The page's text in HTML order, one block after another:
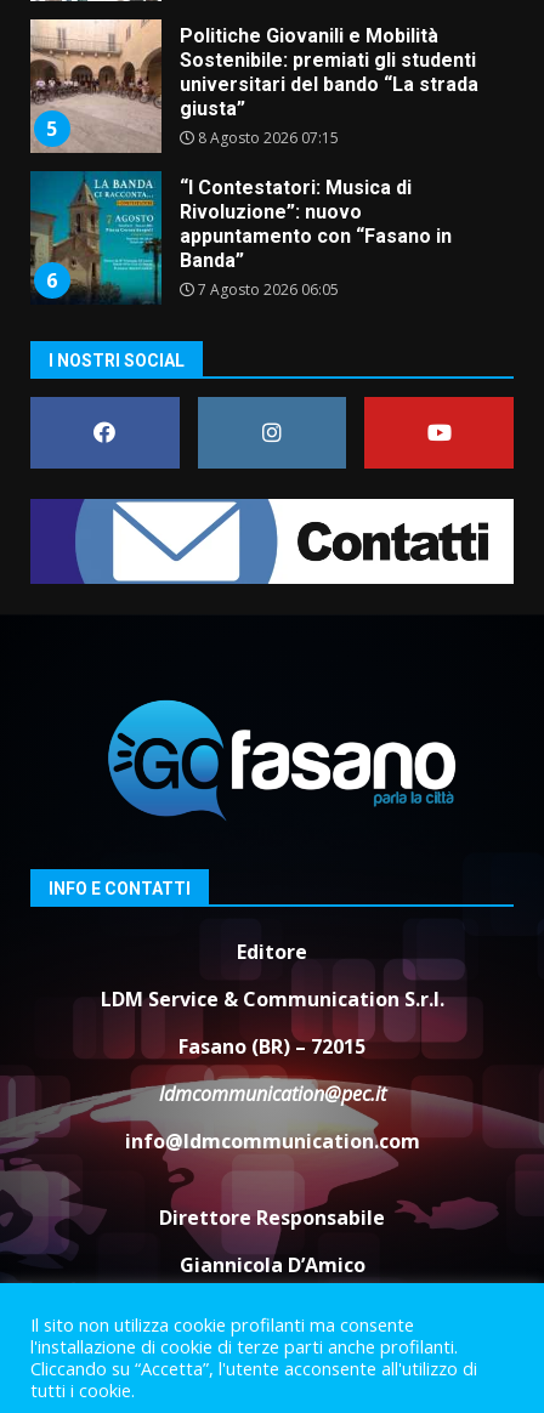
5
Politiche Giovanili e Mobilità
Sostenibile: premiati gli studenti
universitari del bando “La strada
giusta”
8 Agosto 2026 07:15
6
“I Contestatori: Musica di
Rivoluzione”: nuovo
appuntamento con “Fasano in
Banda”
7 Agosto 2026 06:05
amarezza per esclusione dal
campionato di calcio”
7 Agosto 2026 06:00
1
Grande successo per la “Sagra
del Pesce Spada” a Savelletri
9 Agosto 2026 07:32
ottenere l’iscrizione
8 Agosto 2026 19:55
3
La Banda Città di Fasano apre
Savelletri in festa, domani sera
grande spettacolo con Uccio De
Santis
8 Agosto 2026 07:30
Politiche Giovanili e Mobilità
Sostenibile: premiati gli studenti
universitari del bando “La strada
giusta”
8 Agosto 2026 07:15
I NOSTRI SOCIAL
INFO E CONTATTI
Editore
LDM Service & Communication S.r.l.
Fasano (BR) – 72015
ldmcommunication@pec.it
info@ldmcommunication.com
Direttore Responsabile
Giannicola D’Amico
Termini e Condizioni
Privacy Policy
Informazioni Legali
Il sito non utilizza cookie profilanti ma consente
l'installazione di cookie di terze parti anche profilanti.
Cliccando su “Accetta”, l'utente acconsente all'utilizzo di
tutti i cookie.